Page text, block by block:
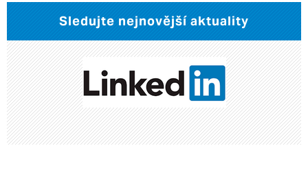
Sledujte nejnovější aktuality